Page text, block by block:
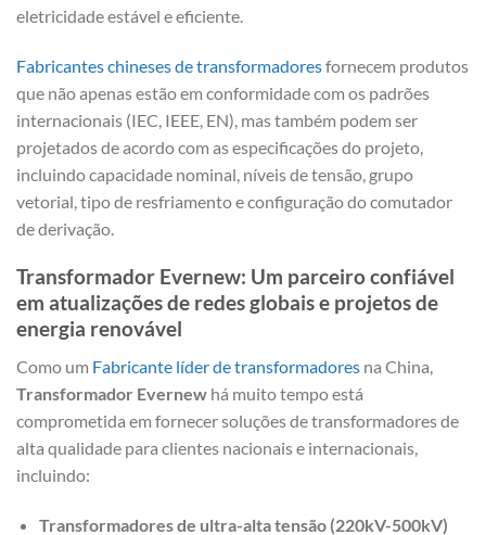
eletricidade estável e eficiente.
Fabricantes chineses de transformadoresfornecem produtos
que não apenas estão em conformidade com os padrões
internacionais (IEC, IEEE, EN), mas também podem ser
projetados de acordo com as especificações do projeto,
incluindo capacidade nominal, níveis de tensão, grupo
vetorial, tipo de resfriamento e configuração do comutador
de derivação.
Transformador Evernew: Um parceiro confiável
em atualizações de redes globais e projetos de
energia renovável
Como um Fabricante líder de transformadores na China,
Transformador Evernew há muito tempo está
comprometida em fornecer soluções de transformadores de
alta qualidade para clientes nacionais e internacionais,
incluindo:
Transformadores de ultra-alta tensão (220kV-500kV)